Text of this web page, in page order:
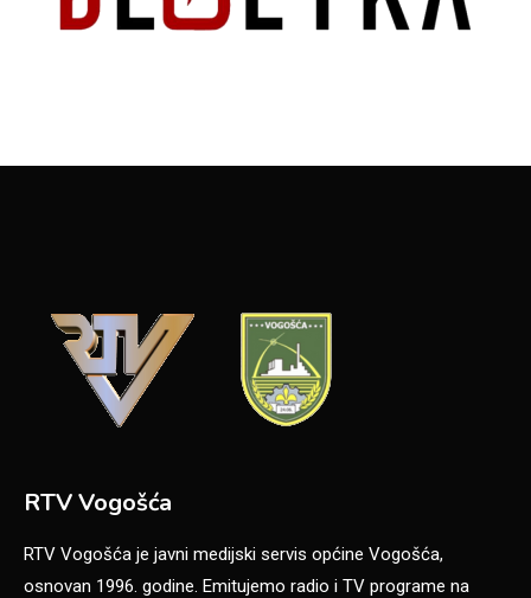
RTV Vogošća
RTV Vogošća je javni medijski servis općine Vogošća,
osnovan 1996. godine. Emitujemo radio i TV programe na